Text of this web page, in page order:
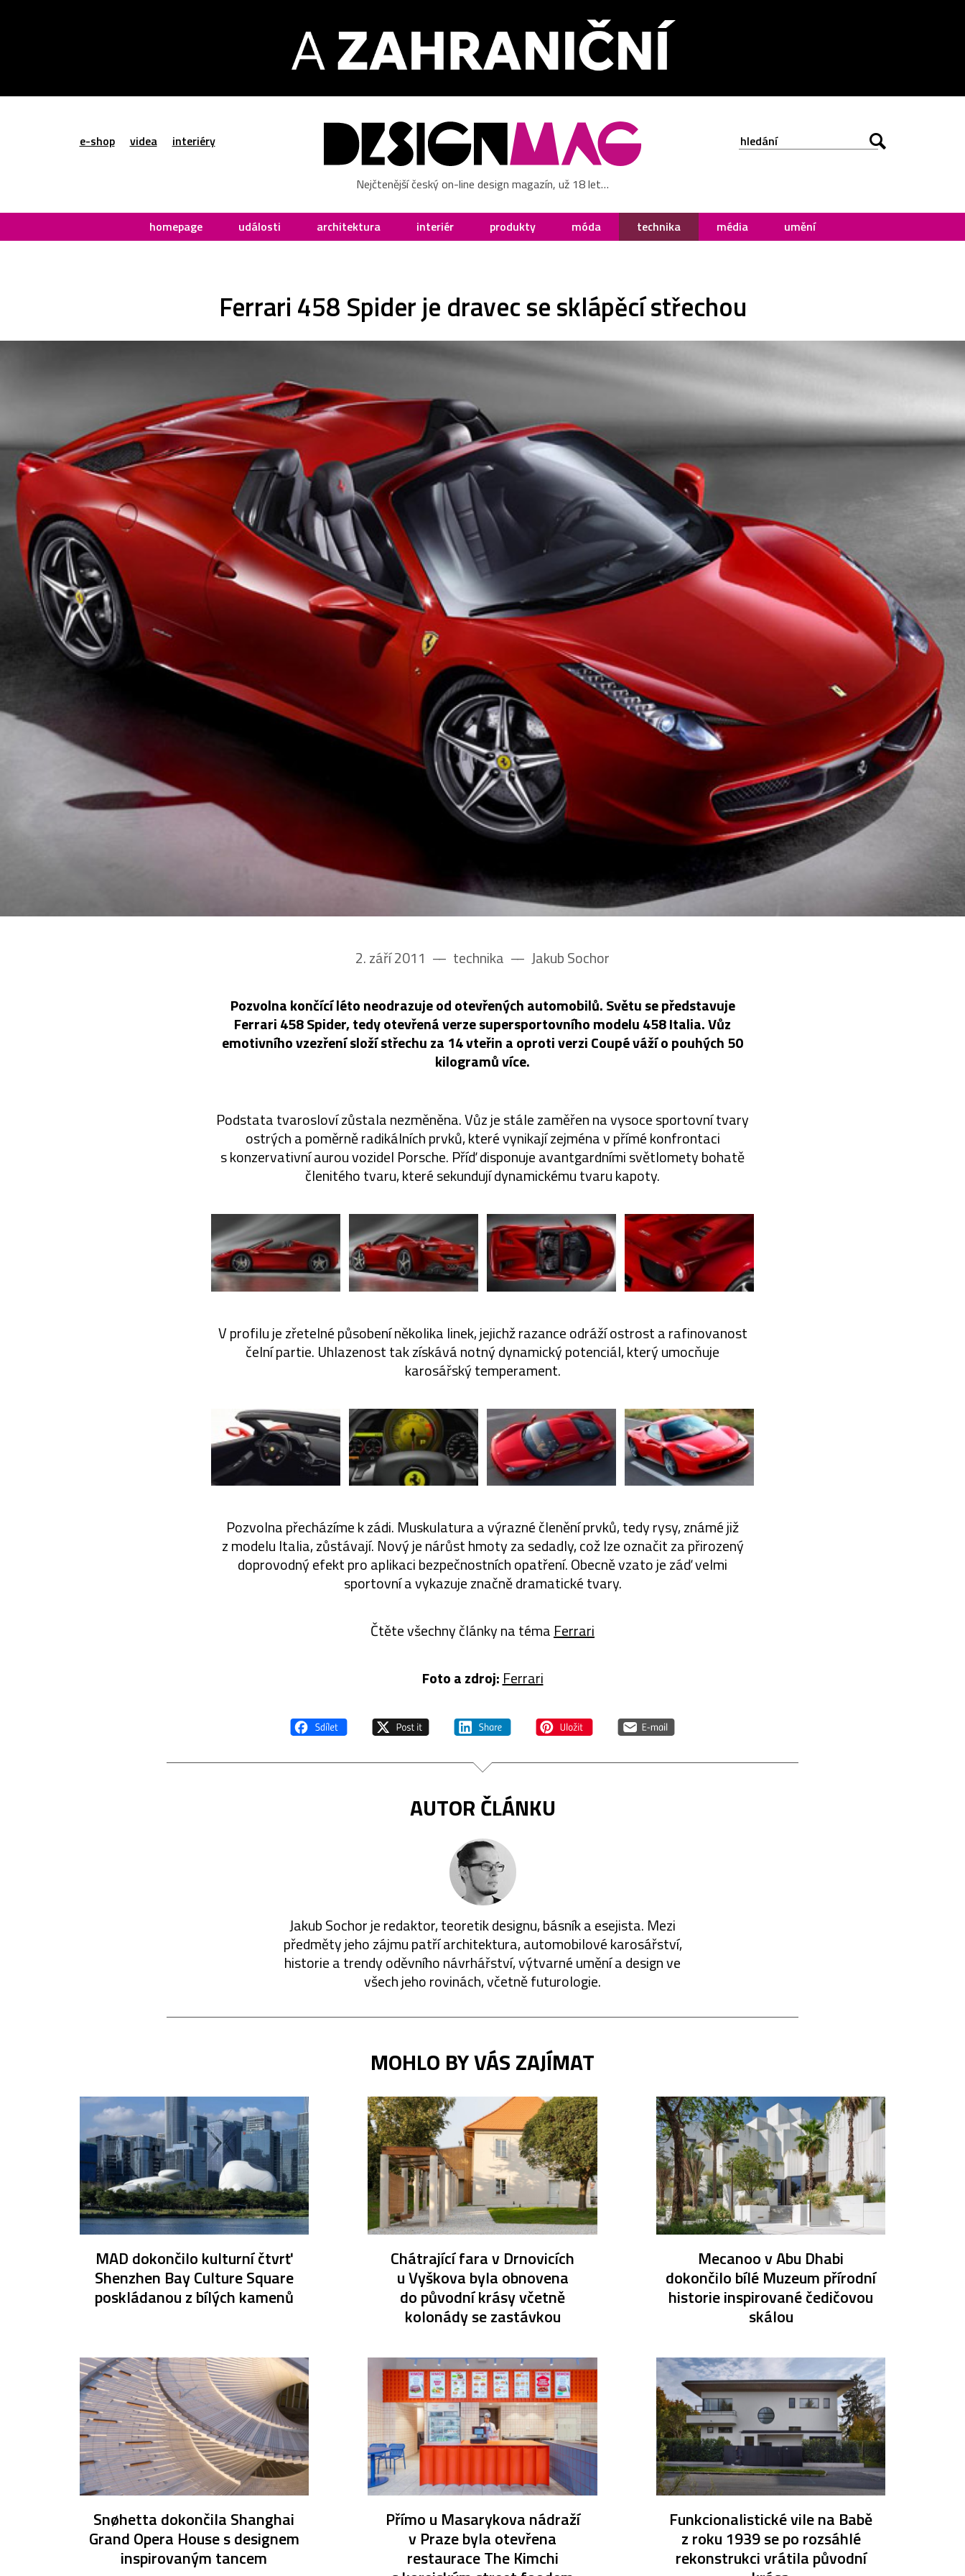
e-shop videa interiéry
Nejčtenější český on-line design magazín, už 18 let…
homepage události architektura interiér produkty móda technika média umění
Ferrari 458 Spider je dravec se sklápěcí střechou
2. září 2011 –– technika –– Jakub Sochor
Pozvolna končící léto neodrazuje od otevřených automobilů. Světu se představuje
Ferrari 458 Spider, tedy otevřená verze supersportovního modelu 458 Italia. Vůz
emotivního vzezření složí střechu za 14 vteřin a oproti verzi Coupé váží o pouhých 50
kilogramů více.
Podstata tvarosloví zůstala nezměněna. Vůz je stále zaměřen na vysoce sportovní tvary
ostrých a poměrně radikálních prvků, které vynikají zejména v přímé konfrontaci
s konzervativní aurou vozidel Porsche. Příď disponuje avantgardními světlomety bohatě
členitého tvaru, které sekundují dynamickému tvaru kapoty.
V profilu je zřetelné působení několika linek, jejichž razance odráží ostrost a rafinovanost
čelní partie. Uhlazenost tak získává notný dynamický potenciál, který umocňuje
karosářský temperament.
Pozvolna přecházíme k zádi. Muskulatura a výrazné členění prvků, tedy rysy, známé již
z modelu Italia, zůstávají. Nový je nárůst hmoty za sedadly, což lze označit za přirozený
doprovodný efekt pro aplikaci bezpečnostních opatření. Obecně vzato je záď velmi
sportovní a vykazuje značně dramatické tvary.
Čtěte všechny články na témaFerrari
Foto a zdroj:Ferrari
AUTOR ČLÁNKU
Jakub Sochor je redaktor, teoretik designu, básník a esejista. Mezi
předměty jeho zájmu patří architektura, automobilové karosářství,
historie a trendy oděvního návrhářství, výtvarné umění a design ve
všech jeho rovinách, včetně futurologie.
MOHLO BY VÁS ZAJÍMAT
MAD dokončilo kulturní čtvrť
Shenzhen Bay Culture Square
poskládanou z bílých kamenů
Chátrající fara v Drnovicích
u Vyškova byla obnovena
do původní krásy včetně
kolonády se zastávkou
Mecanoo v Abu Dhabi
dokončilo bílé Muzeum přírodní
historie inspirované čedičovou
skálou
Snøhetta dokončila Shanghai
Grand Opera House s designem
inspirovaným tancem
Přímo u Masarykova nádraží
v Praze byla otevřena
restaurace The Kimchi
Funkcionalistické vile na Babě
z roku 1939 se po rozsáhlé
rekonstrukci vrátila původní